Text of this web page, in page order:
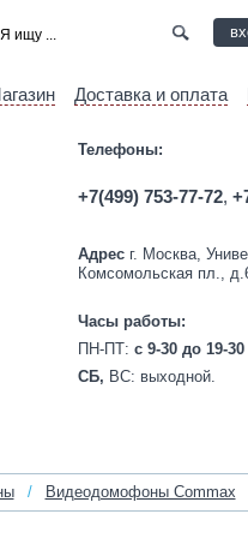
Доставка и оплата
Телефоны:
+7(499) 753-77-72,
Адресг. Москва,
Комсомольская пл.,
Часы работы:
ПН-ПТ: c 9-30 до 19-30
СБ, ВС: выходной.
/ Видеодомофоны Commax